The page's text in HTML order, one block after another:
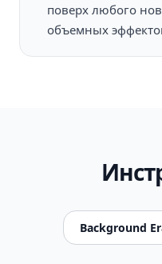
поверх любого
объемных
Background